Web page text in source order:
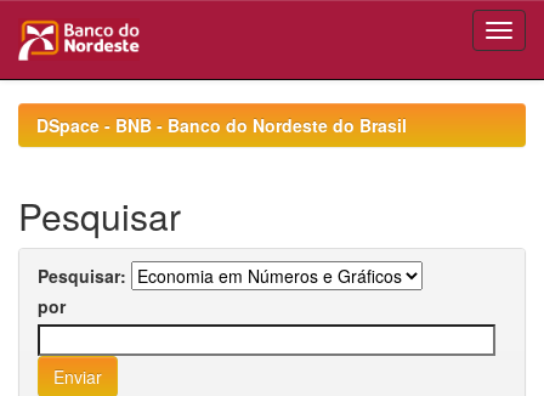
navigationDSpace - BNB - Banco do Nordeste do Brasil
Pesquisar
Pesquisar:
por